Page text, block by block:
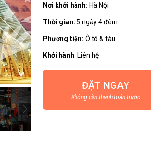
Nơi khởi hành: Hà Nội
Thời gian: 5 ngày 4 đêm
Phương tiện: Ô tô & tàu
Khởi hành: Liên hệ
ĐẶT NGAY
Không cần thanh toán trước